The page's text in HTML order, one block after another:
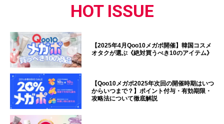
HOT ISSUE
【2025年4月Qoo10メガポ開催】韓国コスメ
オタクが選ぶ《絶対買うべき10のアイテム》
【Qoo10メガポ2025年次回の開催時期はいつ
からいつまで？】ポイント付与・有効期限・
攻略法について徹底解説